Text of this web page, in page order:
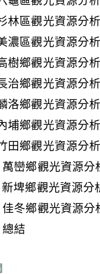
林區觀光資源分析
濃區觀光資源分析
樹鄉觀光資源分析
治鄉觀光資源分析
洛鄉觀光資源分析
埔鄉觀光資源分析
田鄉觀光資源分析
萬巒鄉觀光資源分
新埤鄉觀光資源分
佳冬鄉觀光資源分
總結